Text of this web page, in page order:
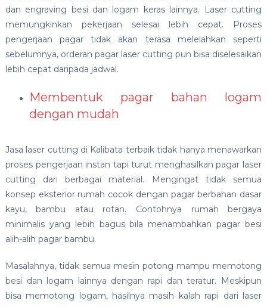
dan engraving besi dan logam keras lainnya. Laser cutting
memungkinkan pekerjaan selesai lebih cepat. Proses
pengerjaan pagar tidak akan terasa melelahkan seperti
sebelumnya, orderan pagar laser cutting pun bisa diselesaikan
lebih cepat daripada jadwal.
Membentuk pagar bahan logam
dengan mudah
Jasa laser cutting di Kalibata terbaiktidak hanya menawarkan
proses pengerjaan instan tapi turut menghasilkan pagar laser
cutting dari berbagai material. Mengingat tidak semua
konsep eksterior rumah cocok dengan pagar berbahan dasar
kayu, bambu atau rotan. Contohnya rumah bergaya
minimalis yang lebih bagus bila menambahkan pagar besi
alih-alih pagar bambu.
Masalahnya, tidak semua mesin potong mampu memotong
besi dan logam lainnya dengan rapi dan teratur. Meskipun
bisa memotong logam, hasilnya masih kalah rapi dari laser